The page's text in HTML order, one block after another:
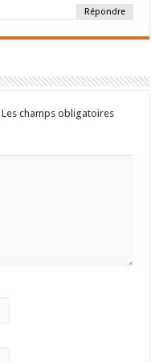
Répondre
Les champs obligatoires